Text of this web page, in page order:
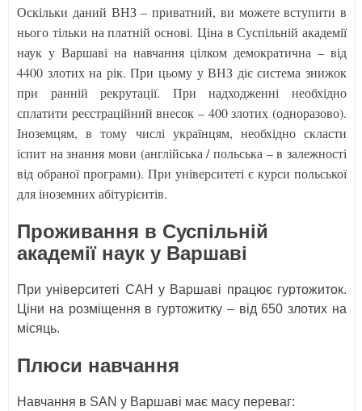
Оскільки даний ВНЗ – приватний, ви можете вступити в
нього тільки на платній основі. Ціна в Суспільній академії
наук у Варшаві на навчання цілком демократична – від
4400 злотих на рік. При цьому у ВНЗ діє система знижок
при ранній рекрутації. При надходженні необхідно
сплатити реєстраційний внесок – 400 злотих (одноразово).
Іноземцям, в тому числі українцям, необхідно скласти
іспит на знання мови (англійська / польська – в залежності
від обраної програми). При університеті є курси польської
для іноземних абітурієнтів.
Проживання в Суспільній
академії наук у Варшаві
При університеті САН у Варшаві працює гуртожиток.
Ціни на розміщення в гуртожитку – від 650 злотих на
місяць.
Плюси навчання
Навчання в SAN у Варшаві має масу переваг: